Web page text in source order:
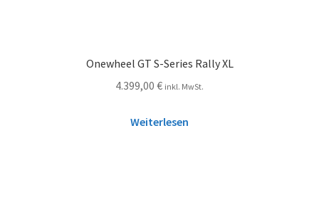
Onewheel GT S-Series Rally XL
4.399,00 € inkl. MwSt.
Weiterlesen